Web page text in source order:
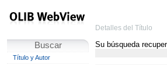
Buscar
Título y Autor
Detalles del Título
Su búsqueda